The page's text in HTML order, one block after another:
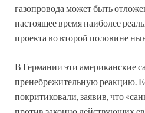
газопровода может быть
настоящее время наиболее
проекта во второй половине
В Германии эти американские
пренебрежительную реакцию.
покритиковали, заявив, что